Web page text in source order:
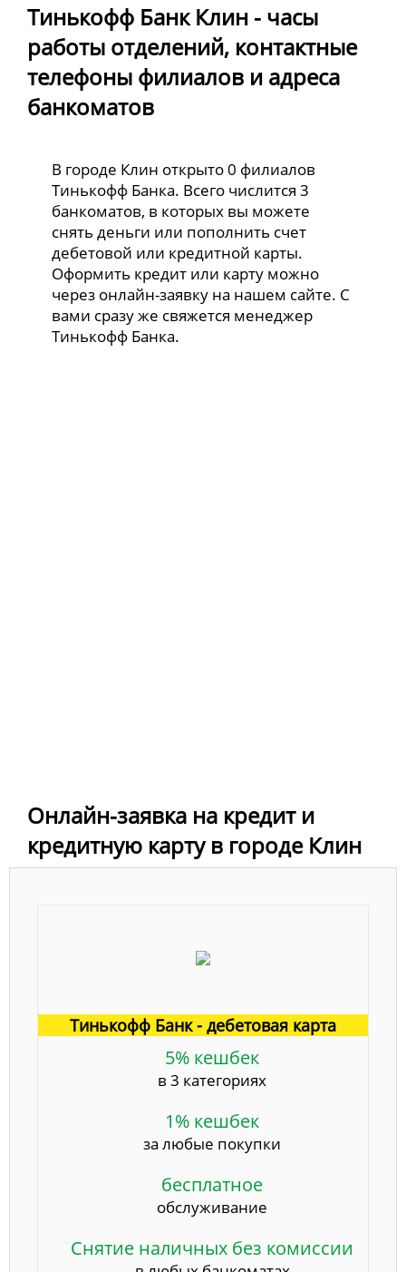
Тинькофф Банк Клин - часы
работы отделений, контактные
телефоны филиалов и адреса
банкоматов
В городе Клин открыто 0 филиалов
Тинькофф Банка. Всего числится 3
банкоматов, в которых вы можете
снять деньги или пополнить счет
дебетовой или кредитной карты.
Оформить кредит или карту можно
через онлайн-заявку на нашем сайте. С
вами сразу же свяжется менеджер
Тинькофф Банка.
Онлайн-заявка на кредит и
кредитную карту в городе Клин
Тинькофф Банк - дебетовая карта
5% кешбек
в 3 категориях
1% кешбек
за любые покупки
бесплатное
обслуживание
Снятие наличных без комиссии